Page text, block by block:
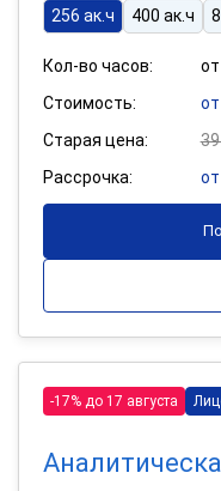
256 ак.ч 400 ак.ч
Кол-во часов:
Стоимость:
Старая цена:
Рассрочка:
-17% до 17 августа